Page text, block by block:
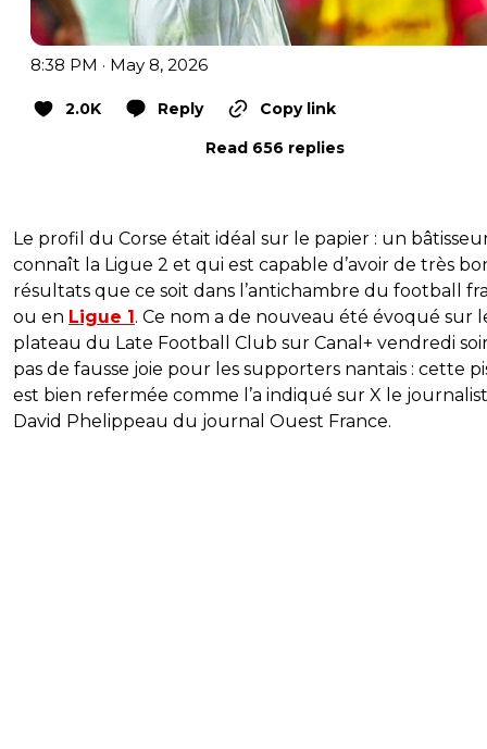
8:38 PM · May 8, 2026
2.0K Reply
Copy link
Read 656 replies
Le profil du Corse était idéal sur le papier : un
connaît la Ligue 2 et qui est capable d’avoir de très
résultats que ce soit dans l’antichambre du football
ou en Ligue 1. Ce nom a de nouveau été évoqué sur
plateau du Late Football Club sur Canal+ vendredi
pas de fausse joie pour les supporters nantais : cette
est bien refermée comme l’a indiqué sur X le
David Phelippeau du journal Ouest France.